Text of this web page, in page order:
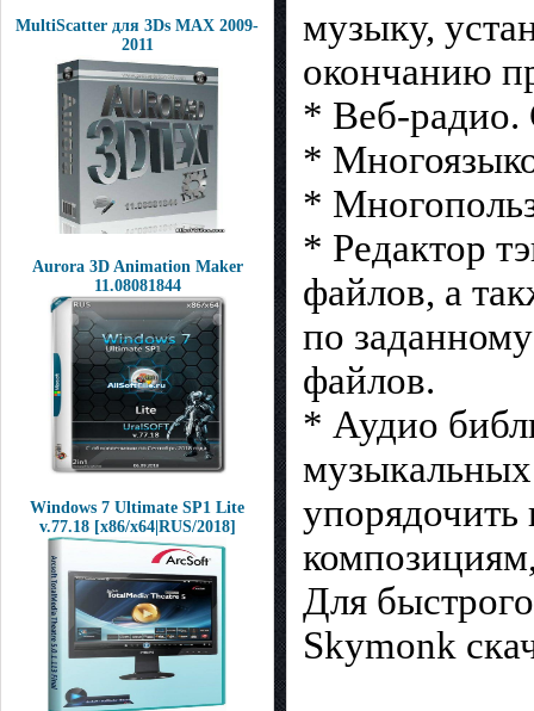
MultiScatter для 3Ds MAX 2009-
2011
Aurora 3D Animation Maker
11.08081844
Windows 7 Ultimate SP1 Lite
v.77.18 [x86/x64|RUS/2018]
музыку,
окончанию
* Веб-радио.
*
*
* Редактор
файлов, а
по
файлов.
* Аудио
музыкальных
Для
Skymonk